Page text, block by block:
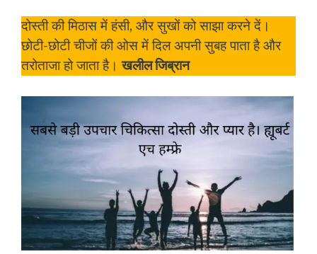
दोस्ती की मिठास में हंसी, और सुखों को साझा करने दें।
छोटी-छोटी चीजों की ओस में दिल अपनी सुबह पाता है और
तरोताजा हो जाता है।खलील जिब्रान